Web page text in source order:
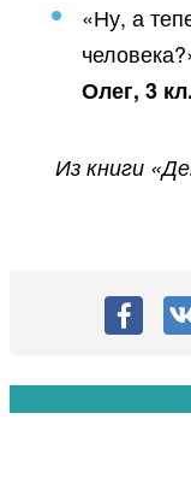
«Ну, а
Олег, 3 кл.
Из книги